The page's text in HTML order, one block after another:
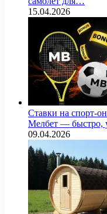
15.04.2026
Ставки на спорт-
Мелбет — быстро,
09.04.2026